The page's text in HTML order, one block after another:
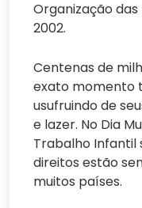
Organização das
2002.
Centenas de
exato momento
usufruindo de
e lazer. No Dia
Trabalho Infantil
direitos estão
muitos países.